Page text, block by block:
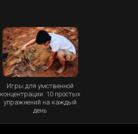
Игры для умственной
концентрации: 10 простых
упражнений на каждый
день